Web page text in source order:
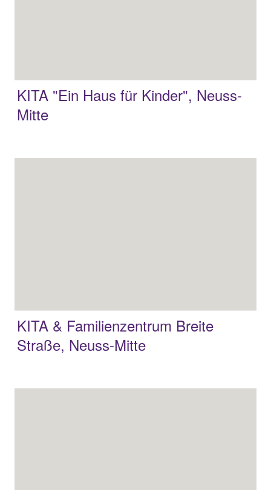
KITA "Ein Haus für Kinder", Neuss-
Mitte
KITA & Familienzentrum Breite
Straße, Neuss-Mitte